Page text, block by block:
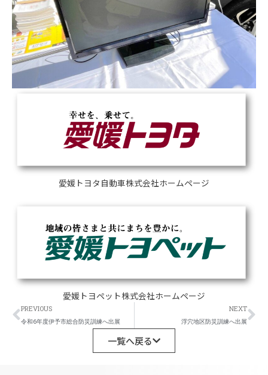
愛媛トヨタ自動車株式会社ホームページ
愛媛トヨペット株式会社ホームページ
Prev
PREVIOUS
令和6年度伊予市総合防災訓練へ出展
NEXT
浮穴地区防災訓練へ出展
一覧へ戻る